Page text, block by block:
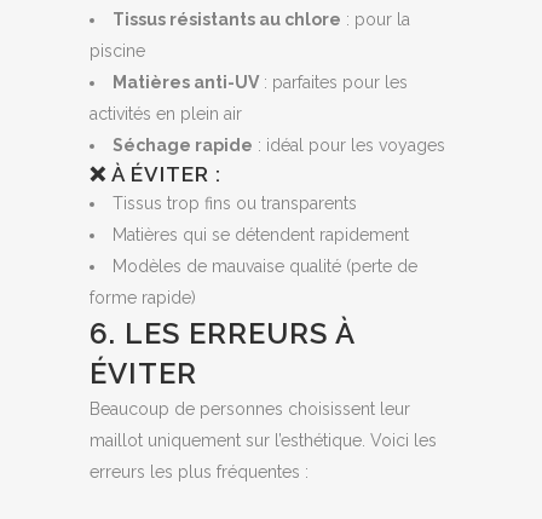
Tissus résistants au chlore : pour la
piscine
Matières anti-UV: parfaites pour les
activités en plein air
Séchage rapide : idéal pour les voyages
❌ À ÉVITER :
Tissus trop fins ou transparents
Matières qui se détendent rapidement
Modèles de mauvaise qualité (perte de
forme rapide)
6. LES ERREURS À
ÉVITER
Beaucoup de personnes choisissent leur
maillot uniquement sur l’esthétique. Voici les
erreurs les plus fréquentes :